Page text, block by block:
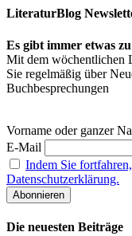
LiteraturBlog
Es gibt immer etwas zu
Mit dem wöchentlichen
Sie regelmäßig über
Buchbesprechungen
Vorname oder ganzer
E-Mail
Indem Sie
Datenschutzerklärung.
Die neuesten Beiträge